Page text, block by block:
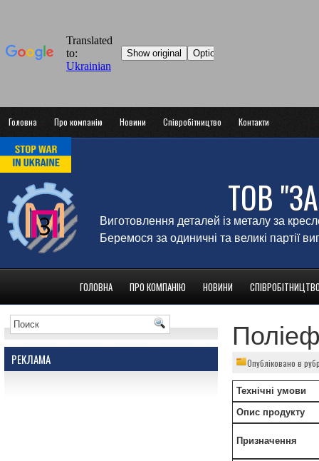
Головна Про компанію Новини Співробітництво Контакти
ТОВ
Виготовлення деталей із металу за
Беремося за одиничні та великі партії
ГОЛОВНА ПРО КОМПАНІЮ НОВИНИ
РЕКЛАМА Опубліковано в
Технічні умови
Опис продукту
Призначення